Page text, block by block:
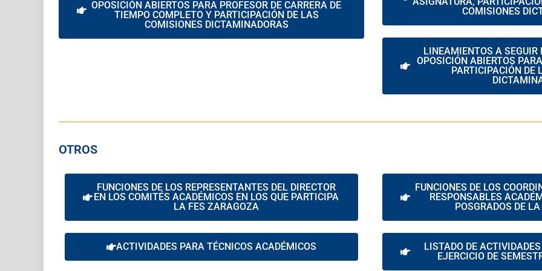
OPOSICIÓN ABIERTOS PARA PROFESOR DE CARRERA DE
TIEMPO COMPLETO Y PARTICIPACIÓN DE LAS
COMISIONES DICTAMINADORAS
COMISIONES
LINEAMIENTOS A SEGUIR
OPOSICIÓN ABIERTOS
PARTICIPACIÓN DE
OTROS
FUNCIONES DE LOS REPRESENTANTES DEL DIRECTOR
EN LOS COMITÉS ACADÉMICOS EN LOS QUE PARTICIPA
LA FES ZARAGOZA
ACTIVIDADES PARA TÉCNICOS ACADÉMICOS
FUNCIONES DE LOS
RESPONSABLES
POSGRADOS DE
LISTADO DE
EJERCICIO DE